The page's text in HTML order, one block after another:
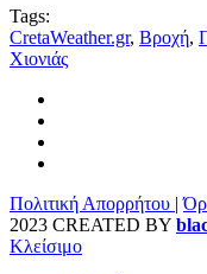
Tags:
CretaWeather.gr, Βροχή,
Χιονιάς
Πολιτική Απορρήτου |
2023 CREATED BY
Κλείσιμο